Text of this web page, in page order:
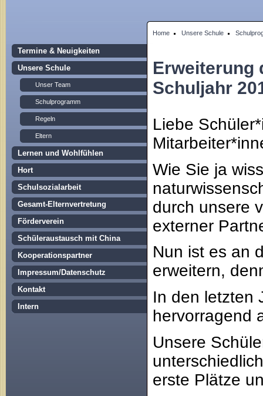
Home Unsere Schule
Termine & Neuigkeiten
Unsere Schule
Unser Team
Schulprogramm
Regeln
Eltern
Lernen und Wohlfühlen
Hort
Schulsozialarbeit
Gesamt-Elternvertretung
Förderverein
Schüleraustausch mit China
Kooperationspartner
Impressum/Datenschutz
Kontakt
Intern
Erweiterung
Schuljahr
Liebe
Wie Sie ja
durch unsere
externer
Nun ist es an
erweitern,
In den letzten
hervorragend
Unsere
erste Plätze